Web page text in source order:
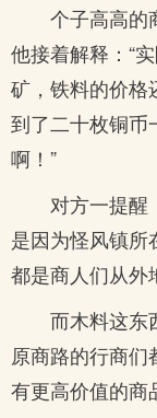
个子高高的
他接着解释：“
矿，铁料的价格
到了二十枚铜币
啊！”
对方一提醒
是因为怪风镇
都是商人们从外
而木料这东
原商路的行商
有更高价值的商